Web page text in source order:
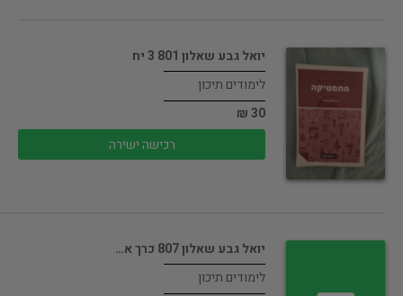
יואל גבע שאלון 801 3 יח
לימודים תיכון
30 ₪
רכישה ישירה
יואל גבע שאלון 807 כרך א…
לימודים תיכון